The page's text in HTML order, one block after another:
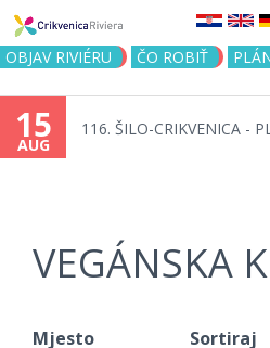
Jump to
OBJAV RIVIÉRU ČO ROBIŤ
15
AUG
116. ŠILO-CRIKVENICA -
VEGÁNSKA
Mjesto Sortiraj